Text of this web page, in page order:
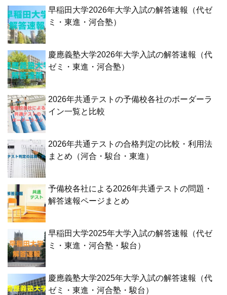
早稲田大学2026年大学入試の解答速報（代ゼ
ミ・東進・河合塾）
慶應義塾大学2026年大学入試の解答速報（代
ゼミ・東進・河合塾）
2026年共通テストの予備校各社のボーダーラ
イン一覧と比較
2026年共通テストの合格判定の比較・利用法
まとめ（河合・駿台・東進）
予備校各社による2026年共通テストの問題・
解答速報ページまとめ
早稲田大学2025年大学入試の解答速報（代ゼ
ミ・東進・河合塾・駿台）
慶應義塾大学2025年大学入試の解答速報（代
ゼミ・東進・河合塾・駿台）